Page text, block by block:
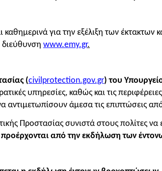
για την εξέλιξη των έκτακτων
διεύθυνση www.emy.gr.
(civilprotection.gov.gr) του
υπηρεσίες, καθώς και τις
αντιμετωπίσουν άμεσα τις επιπτώσεις
Προστασίας συνιστά στους πολίτες να
από την εκδήλωση των